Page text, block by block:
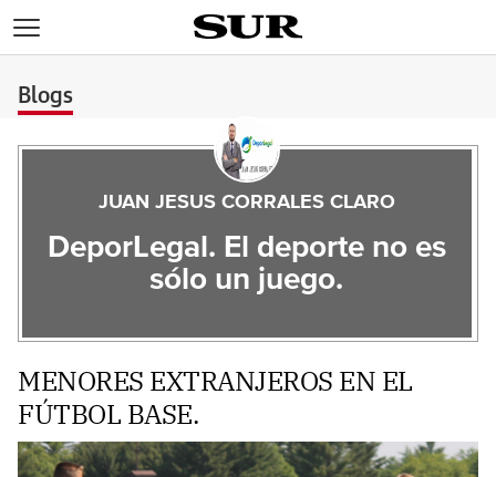
Blogs
JUAN JESUS CORRALES CLARO
DeporLegal. El deporte no es
sólo un juego.
MENORES EXTRANJEROS EN EL
FÚTBOL BASE.